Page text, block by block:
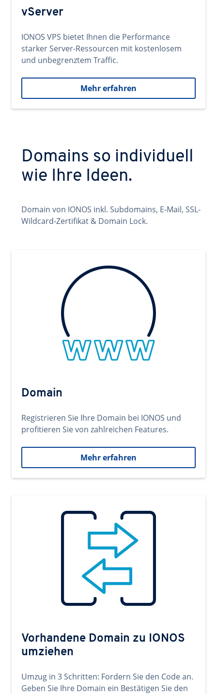
vServer
IONOS VPS bietet Ihnen die Performance
starker Server-Ressourcen mit kostenlosem
und unbegrenztem Traffic.
Mehr erfahren
Domains so individuell
wie Ihre Ideen.
Domain von IONOS inkl. Subdomains, E-Mail, SSL-
Wildcard-Zertifikat & Domain Lock.
Domain
Registrieren Sie Ihre Domain bei IONOS und
profitieren Sie von zahlreichen Features.
Mehr erfahren
Vorhandene Domain zu IONOS
umziehen
Umzug in 3 Schritten: Fordern Sie den Code an.
Geben Sie Ihre Domain ein Bestätigen Sie den